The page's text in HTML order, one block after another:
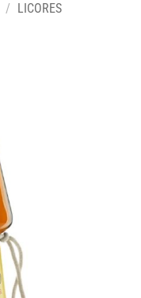
/ LICORES